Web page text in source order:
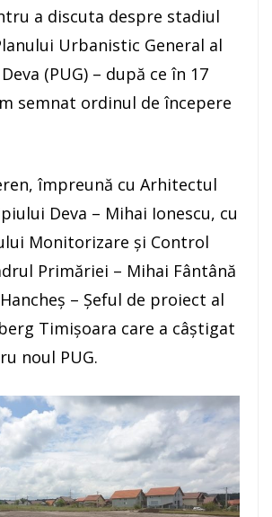
a discuta despre stadiul
Urbanistic General al
(PUG) – după ce în 17
semnat ordinul de începere
împreună cu Arhitectul
Deva – Mihai Ionescu, cu
Monitorizare și Control
Primăriei – Mihai Fântână
– Șeful de proiect al
Timișoara care a câștigat
noul PUG.